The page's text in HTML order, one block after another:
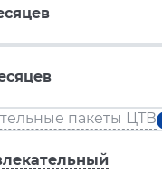
пакеты ЦТВ